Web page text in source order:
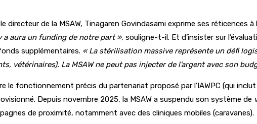
directeur de la MSAW, Tinagaren Govindasami exprime ses réticences
a aura un funding de notre part », souligne-t-il. Et d’insister sur
supplémentaires. « La stérilisation massive représente un défi
vétérinaires). La MSAW ne peut pas injecter de l’argent avec son
le fonctionnement précis du partenariat proposé par l’IAWPC (qui inclut
Depuis novembre 2025, la MSAW a suspendu son système de
de proximité, notamment avec des cliniques mobiles (caravanes).